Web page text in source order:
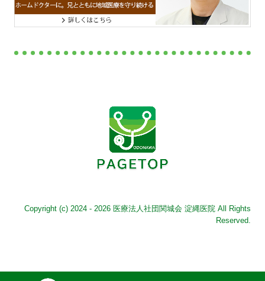
Copyright (c) 2024 - 2026 医療法人社団関城会 淀縄医院 All Rights
Reserved.